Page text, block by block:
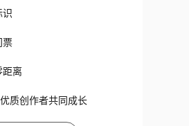
识
票
距离
质创作者共同成长